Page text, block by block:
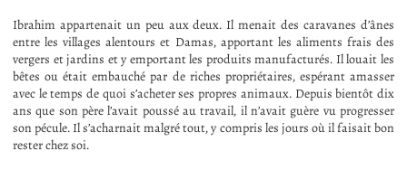
Ibrahim appartenait un peu aux deux. Il menait des caravanes d’ânes
entre les villages alentours et Damas, apportant les aliments frais des
vergers et jardins et y emportant les produits manufacturés. Il louait les
bêtes ou était embauché par de riches propriétaires, espérant amasser
avec le temps de quoi s’acheter ses propres animaux. Depuis bientôt dix
ans que son père l’avait poussé au travail, il n’avait guère vu progresser
son pécule. Il s’acharnait malgré tout, y compris les jours où il faisait bon
rester chez soi.